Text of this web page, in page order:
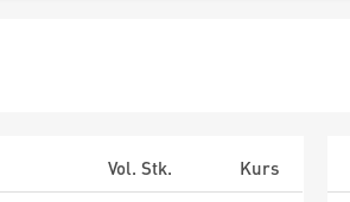
Vol. Stk.
Kurs